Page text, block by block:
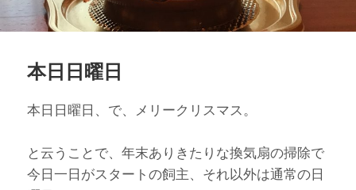
本日日曜日
本日日曜日、で、メリークリスマス。
と云うことで、年末ありきたりな換気扇の掃除で
今日一日がスタートの飼主、それ以外は通常の日